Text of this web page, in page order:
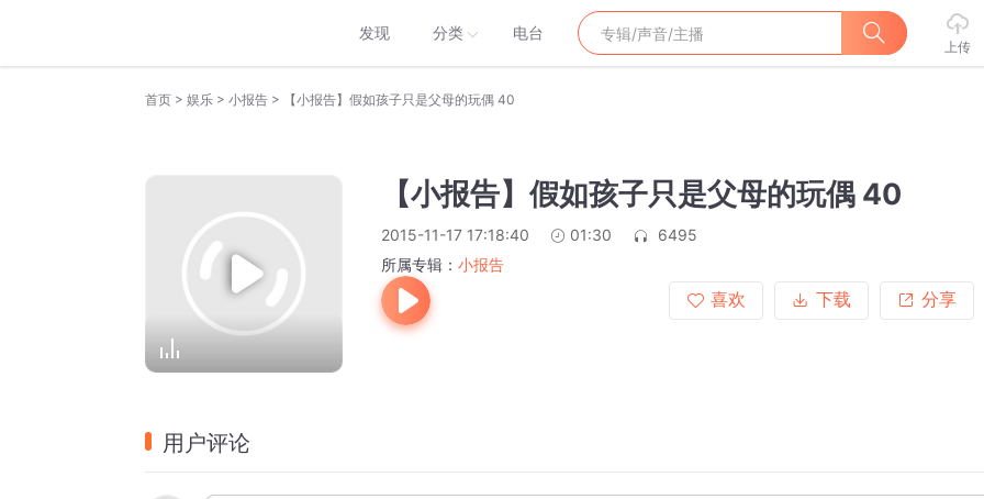
发现 分类 电台
上传
首页 > 娱乐 > 小报告 > 【小报告】假如孩子只是父母的玩偶 40
【小报告】假如孩子只是父母的玩偶 40
2015-11-17 17:18:40 01:30
6495
所属专辑： 小报告
喜欢
下载 分享
用户评论